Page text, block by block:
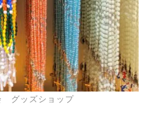
グッズショップ